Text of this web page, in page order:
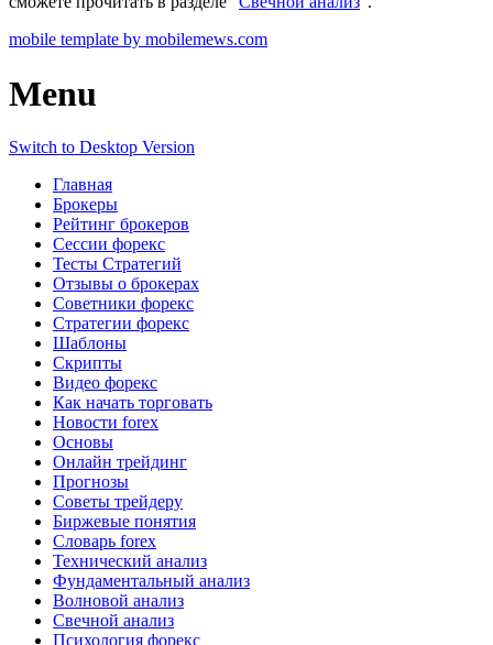
mobile template by mobilemews.com
Menu
Switch to Desktop Version
Главная
Брокеры
Рейтинг брокеров
Сессии форекс
Тесты Стратегий
Отзывы о брокерах
Советники форекс
Стратегии форекс
Шаблоны
Скрипты
Видео форекс
Как начать торговать
Новости forex
Основы
Онлайн трейдинг
Прогнозы
Советы трейдеру
Биржевые понятия
Словарь forex
Технический анализ
Фундаментальный анализ
Волновой анализ
Свечной анализ
Психология форекс